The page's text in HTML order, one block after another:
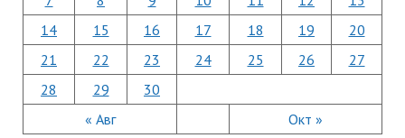
« Авг Окт »
14
15 16 17 18 19
20
21
22 23 24 25 26
27
28
29 30